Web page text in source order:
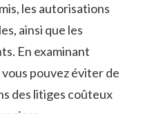
les autorisations
ainsi que les
En examinant
pouvez éviter de⁤
des ‍litiges coûteux